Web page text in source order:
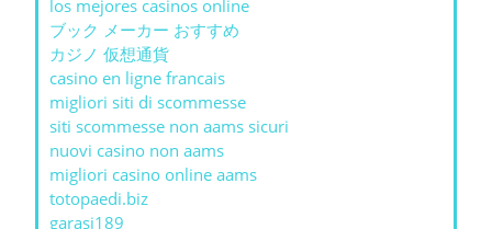
los mejores casinos online
ブック メーカー おすすめ
カジノ 仮想通貨
casino en ligne francais
migliori siti di scommesse
siti scommesse non aams sicuri
nuovi casino non aams
migliori casino online aams
totopaedi.biz
garasi189